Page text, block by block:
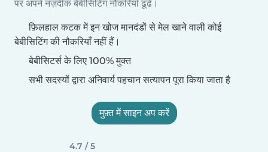
पर अपने नज़दीक बेबीसिटिंग नौकरियाँ ढूंढें।
फ़िलहाल कटक में इन खोज मानदंडों से मेल खाने वाली कोई
बेबीसिटिंग की नौकरियाँ नहीं हैं।
बेबीसिटर्स के लिए 100% मुक्त
सभी सदस्यों द्वारा अनिवार्य पहचान सत्यापन पूरा किया जाता है
मुफ़्त में साइन अप करें
4.7 / 5